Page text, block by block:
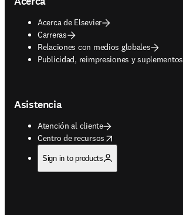
Acerca de Elsevier
Carreras
Relaciones con medios globales
Publicidad, reimpresiones y suplementos
opens in new tab/window
Asistencia
Atención al cliente
Centro de recursos
opens in new tab/window
Sign in to products